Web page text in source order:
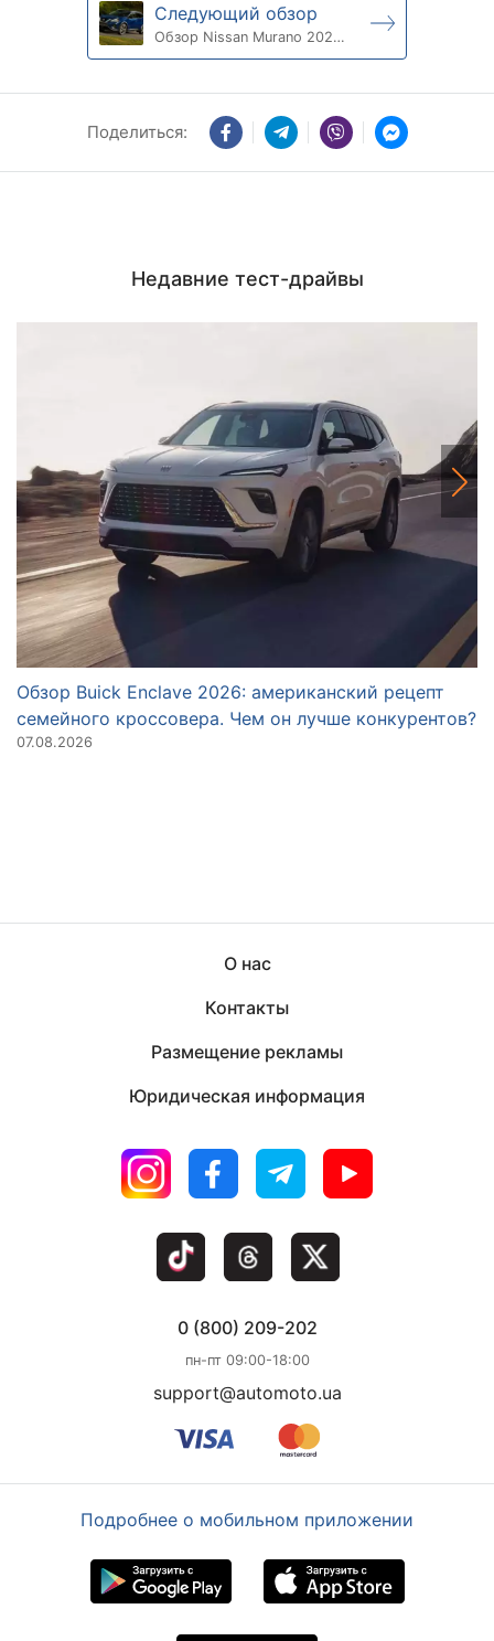
Следующий обзор
Обзор Nissan Murano 2023:
достойный внимания
Поделиться:
Недавние тест-драйвы
Обзор Buick Enclave 2026: американский рецепт
семейного кроссовера. Чем он лучше конкурентов?
07.08.2026
О нас
Контакты
Размещение рекламы
Юридическая информация
0 (800) 209-202
пн-пт 09:00-18:00
support@automoto.ua
Подробнее о мобильном приложении